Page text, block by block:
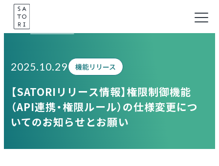
Skip
content
2025.10.29 機能リリース
【SATORIリリース情報】権限制御機能
（API連携・権限ルール）の仕様変更につ
いてのお知らせとお願い